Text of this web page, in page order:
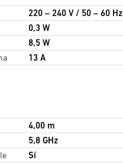
220 – 240 V / 50 – 60 Hz
0,3 W
8,5 W
13 A
4,00 m
5,8 GHz
Sí